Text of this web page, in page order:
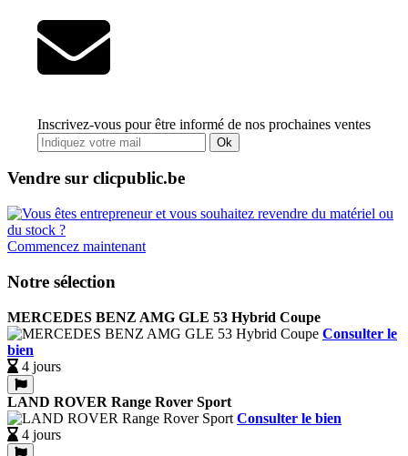
Inscrivez-vous pour être informé de nos prochaines ventes
Ok
Vendre sur clicpublic.be
Commencez maintenant
Notre sélection
MERCEDES BENZ AMG GLE 53 Hybrid Coupe
Consulter le
bien
4 jours
LAND ROVER Range Rover Sport
Consulter le bien
4 jours